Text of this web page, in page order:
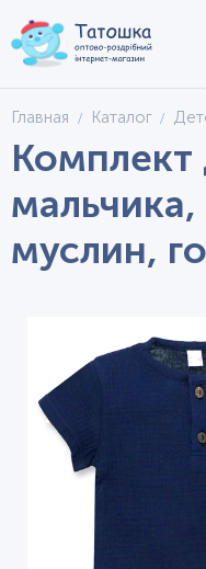
Главная Каталог
Комплект
муслин,